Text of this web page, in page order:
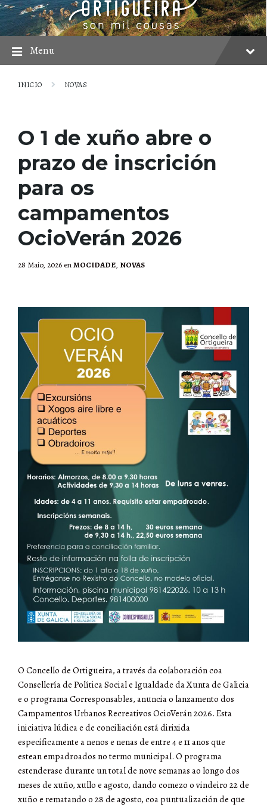
Skip
to
content
Skip
to
main
navigation
Skip
to
footer
Menu
INICIO NOVAS
O 1 de xuño abre o
prazo de inscrición
para os
campamentos
OcioVerán 2026
28 Maio, 2026 enMOCIDADE, NOVAS
O Concello de Ortigueira, a través da colaboración coa
Consellería de Política Social e Igualdade da Xunta de Galicia
e o programa Corresponsables, anuncia o lanzamento dos
Campamentos Urbanos Recreativos OcioVerán 2026. Esta
iniciativa lúdica e de conciliación está dirixida
especificamente a nenos e nenas de entre 4 e 11 anos que
estean empadroados no termo municipal. O programa
estenderase durante un total de nove semanas ao longo dos
meses de xuño, xullo e agosto, dando comezo o vindeiro 22 de
xuño e rematando o 28 de agosto, coa puntualización de que